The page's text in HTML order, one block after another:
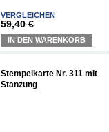
VERGLEICHEN
59,40 €
IN DEN WARENKORB
Stempelkarte Nr. 311 mit
Stanzung